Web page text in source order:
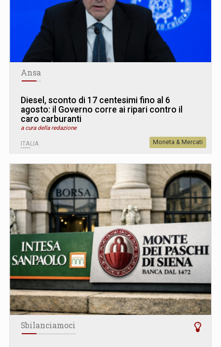
Ansa
Diesel, sconto di 17 centesimi fino al 6
agosto: il Governo corre ai ripari contro il
caro carburanti
a cura della redazione
ITALIA Moneta & Mercati
Sbilanciamoci